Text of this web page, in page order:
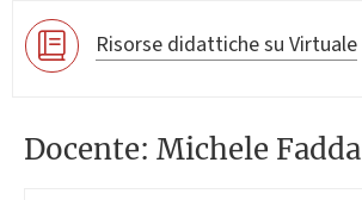
Risorse didattiche su Virtuale
Docente: Michele Fadda